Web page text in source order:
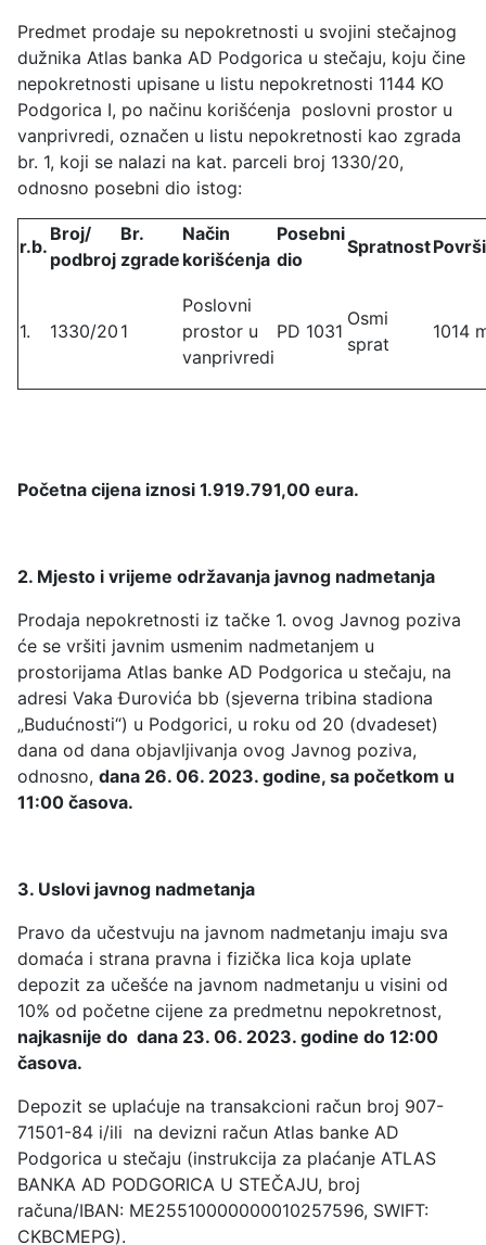
Predmet prodaje su nepokretnosti u svojini stečajnog
dužnika Atlas banka AD Podgorica u stečaju, koju čine
nepokretnosti upisane u listu nepokretnosti 1144 KO
Podgorica I, po načinu korišćenja poslovni prostor u
vanprivredi, označen u listu nepokretnosti kao zgrada
br. 1, koji se nalazi na kat. parceli broj 1330/20,
odnosno posebni dio istog:
r.b.
Broj/
podbroj
Br.
zgrade
Način
korišćenja
Posebni
dio
Spratnost
1. 1330/20 1
Poslovni
prostor u
vanprivredi
PD 1031
Osmi
sprat
1014
Početna cijena iznosi 1.919.791,00 eura.
2. Mjesto i vrijeme održavanja javnog nadmetanja
Prodaja nepokretnosti iz tačke 1. ovog Javnog poziva
će se vršiti javnim usmenim nadmetanjem u
prostorijama Atlas banke AD Podgorica u stečaju, na
adresi Vaka Đurovića bb (sjeverna tribina stadiona
„Budućnosti“) u Podgorici, u roku od 20 (dvadeset)
dana od dana objavljivanja ovog Javnog poziva,
odnosno, dana 26. 06. 2023. godine, sa početkom u
11:00 časova.
3. Uslovi javnog nadmetanja
Pravo da učestvuju na javnom nadmetanju imaju sva
domaća i strana pravna i fizička lica koja uplate
depozit za učešće na javnom nadmetanju u visini od
10% od početne cijene za predmetnu nepokretnost,
najkasnije do dana 23. 06. 2023. godine do 12:00
časova.
Depozit se uplaćuje na transakcioni račun broj 907-
71501-84 i/ili na devizni račun Atlas banke AD
Podgorica u stečaju (instrukcija za plaćanje ATLAS
BANKA AD PODGORICA U STEČAJU, broj
računa/IBAN: ME25510000000010257596, SWIFT:
CKBCMEPG).